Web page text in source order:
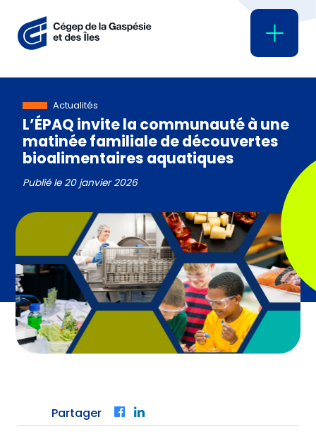
Actualités
L’ÉPAQ invite la communauté à une
matinée familiale de découvertes
bioalimentaires aquatiques
Publié le20 janvier 2026
Partager Facebook